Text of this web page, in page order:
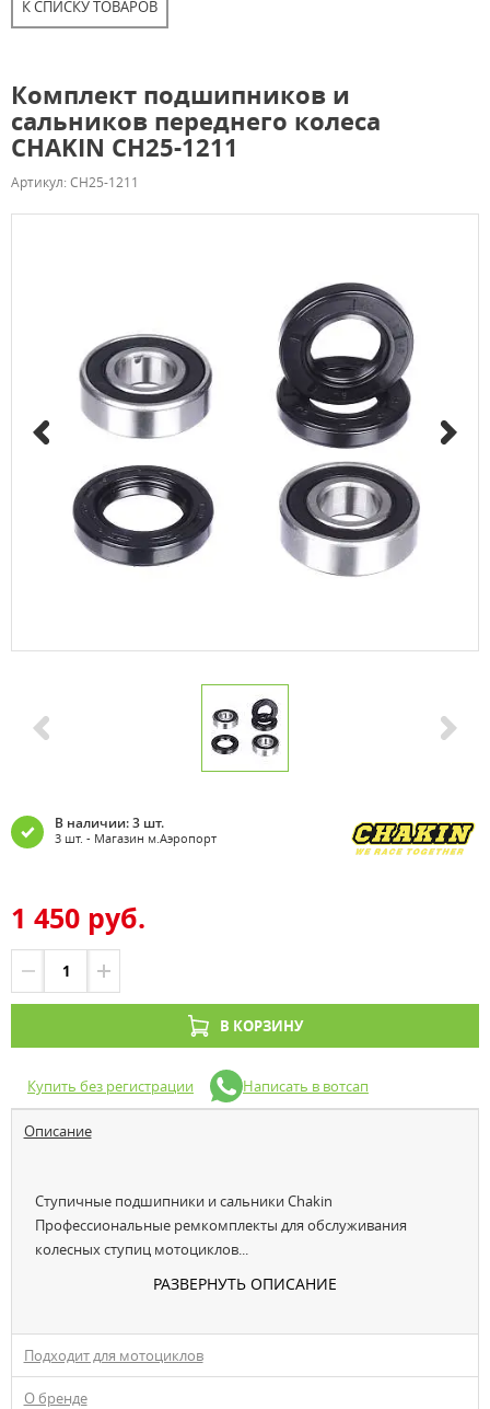
К СПИСКУ ТОВАРОВ
Комплект подшипников и
сальников переднего колеса
CHAKIN CH25-1211
Артикул: CH25-1211
В наличии: 3 шт.
3 шт. - Магазин м.Аэропорт
1 450 руб.
В КОРЗИНУ
Купить без регистрации Написать в вотсап
Описание
Ступичные подшипники и сальники Chakin
Профессиональные ремкомплекты для обслуживания
колесных ступиц мотоциклов...
РАЗВЕРНУТЬ ОПИСАНИЕ
Подходит для мотоциклов
О бренде